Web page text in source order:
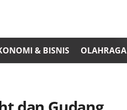
& BISNIS OLAHRAGA